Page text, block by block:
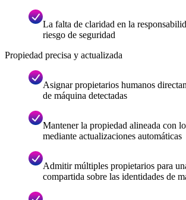
La falta de claridad en la
riesgo de seguridad
Propiedad precisa y actualizada
Asignar propietarios humanos
de máquina detectadas
Mantener la propiedad alineada con
mediante actualizaciones automáticas
Admitir múltiples propietarios para
compartida sobre las identidades de